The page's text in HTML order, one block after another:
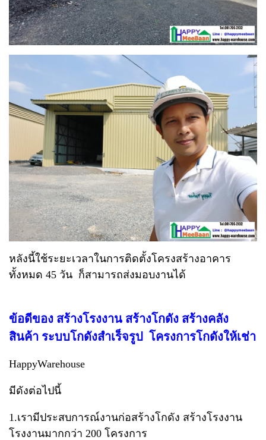
หลังนี้ใช้ระยะเวลาในการติดตั้งโครงสร้างอาคาร
ทั้งหมด 45 วัน ก็สามารถส่งมอบงานได้
ข้อดีของ สร้างโรงงาน สร้างโกดัง สร้างคลัง
สินค้า ระบบโกดังสำเร็จรูป​ โครงการโกดังให้เช่า
Happy​Warehouse
มีดังต่อไปนี้
1.เรามีประสบการณ์งานก่อสร้างโกดัง สร้างโรงงาน​
โรงงานมากกว่า​ 200​ โครงการ